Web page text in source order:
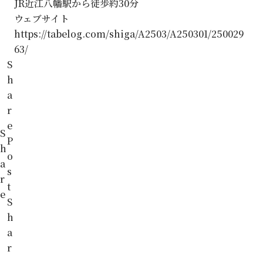
JR近江八幡駅から徒歩約30分
ウェブサイト
https://tabelog.com/shiga/A2503/A250301/250029
63/
S
h
a
r
e
S
h
a
r
e
P
o
s
t
S
h
a
r